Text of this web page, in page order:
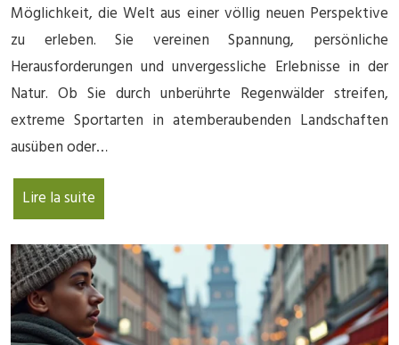
Möglichkeit, die Welt aus einer völlig neuen Perspektive
zu erleben. Sie vereinen Spannung, persönliche
Herausforderungen und unvergessliche Erlebnisse in der
Natur. Ob Sie durch unberührte Regenwälder streifen,
extreme Sportarten in atemberaubenden Landschaften
ausüben oder…
Lire la suite